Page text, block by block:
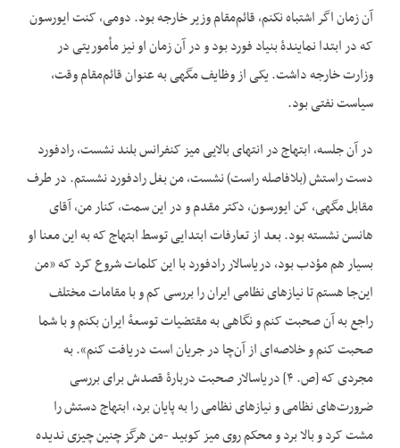
آن زمان اگر اشتباه نکنم، قائم‌مقام وزیر خارجه بود. دومی، کنت ایورسون
که در ابتدا نمایندهٔ بنیاد فورد بود و در آن زمان او نیز مأموریتی در
وزارت خارجه داشت. یکی از وظایف مگهی به عنوان قائم‌مقام وقت،
سیاست نفتی بود.
در آن جلسه، ابتهاج در انتهای بالایی میز کنفرانس بلند نشست، رادفورد
دست راستش (بلافاصله راست) نشست، من بغل رادفورد نشستم. در طرف
مقابل مگهی، کن ایورسون، دکتر مقدم و در این سمت، کنار من، آقای
هانسن نشسته بود. بعد از تعارفات ابتدایی توسط ابتهاج که به این معنا او
بسیار هم مؤدب بود، دریاسالار رادفورد با این کلمات شروع کرد که «من
این‌جا هستم تا نیازهای نظامی ایران را بررسی کم و با مقامات مختلف
راجع به آن صحبت کنم و نگاهی به مقتضیات توسعهٔ ایران بکنم و با شما
صحبت کنم و خلاصه‌ای از آن‌چا در جریان است دریافت کنم». به
مجردی که [ص. ۴] دریاسالار صحبت دربارهٔ قصدش برای بررسی
ضرورت‌های نظامی و نیازهای نظامی را به پایان برد، ابتهاج دستش را
مشت کرد و بالا برد و محکم روی میز کوبید -من هرگز چنین چیزی ندیده